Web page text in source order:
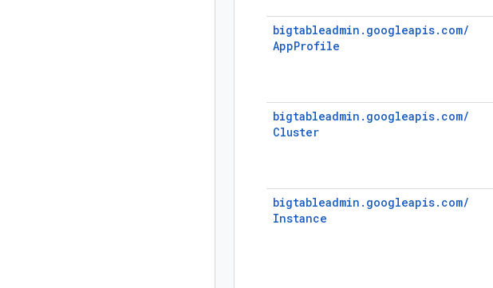
bigtableadmin. googleapis. com/
AppProfile
bigtableadmin. googleapis. com/
Cluster
bigtableadmin. googleapis. com/
Instance